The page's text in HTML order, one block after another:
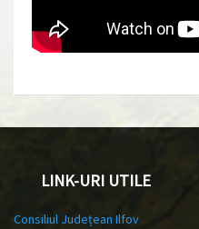
LINK-URI UTILE
Consiliul Județean Ilfov